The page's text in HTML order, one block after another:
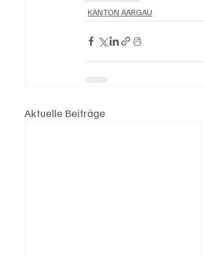
KANTON AARGAU
Aktuelle Beiträge